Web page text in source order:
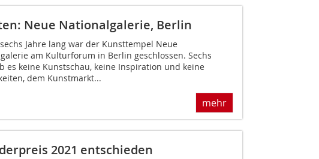
Neue Nationalgalerie, Berlin
Jahre lang war der Kunsttempel Neue
am Kulturforum in Berlin geschlossen. Sechs
es keine Kunstschau, keine Inspiration und keine
dem Kunstmarkt...
mehr
2021 entschieden